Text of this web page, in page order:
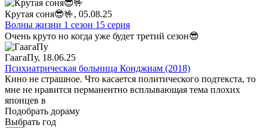
Крутая соня😎🤟, 05.08.25
Волны жизни 1 сезон 15 серия
Очень круто но когда уже будет третий сезон😎
ГаагаПу, 18.06.25
Психиатрическая больница Конджиам (2018)
Кино не страшное. Что касается политического подтекста, то
мне не нравится перманентно всплывающая тема плохих
японцев в
Подобрать дораму
Выбрать год